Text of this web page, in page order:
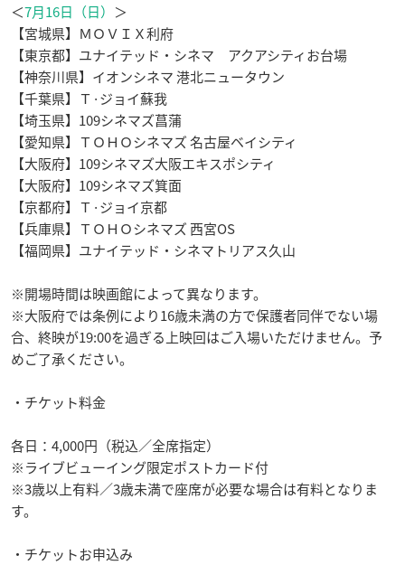
＜7月16日（日） ＞
【宮城県】ＭＯＶＩＸ利府
【東京都】ユナイテッド・シネマ アクアシティお台場
【神奈川県】イオンシネマ 港北ニュータウン
【千葉県】Ｔ·ジョイ蘇我
【埼玉県】109シネマズ菖蒲
【愛知県】ＴＯＨＯシネマズ 名古屋ベイシティ
【大阪府】109シネマズ大阪エキスポシティ
【大阪府】109シネマズ箕面
【京都府】Ｔ·ジョイ京都
【兵庫県】ＴＯＨＯシネマズ 西宮OS
【福岡県】ユナイテッド・シネマトリアス久山
※開場時間は映画館によって異なります。
※大阪府では条例により16歳未満の方で保護者同伴でない場
合、終映が19:00を過ぎる上映回はご入場いただけません。予
めご了承ください。
・チケット料金
各日： 4,000円 （税込／全席指定）
※ライブビューイング限定ポストカード付
※3歳以上有料／3歳未満で座席が必要な場合は有料となりま
す。
・チケットお申込み